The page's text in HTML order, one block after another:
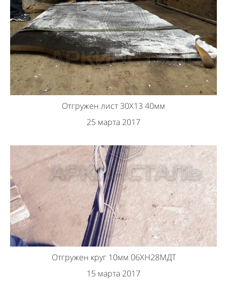
Отгружен лист 30Х13 40мм
25 марта 2017
Отгружен круг 10мм 06ХН28МДТ
15 марта 2017